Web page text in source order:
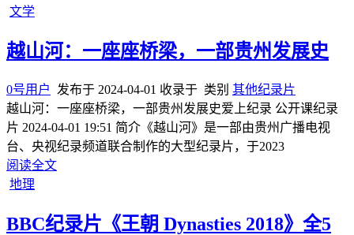
文学
越山河：一座座桥梁，一部贵州发展史
0号用户 发布于 2024-04-01 收录于 类别 其他纪录片
越山河：一座座桥梁，一部贵州发展史爱上纪录 公开课纪录
片 2024-04-01 19:51 简介《越山河》是一部由贵州广播电视
台、央视纪录频道联合制作的大型纪录片，于2023
阅读全文
地理
BBC纪录片《王朝 Dynasties 2018》全5